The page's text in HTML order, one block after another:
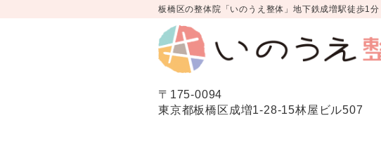
板橋区の整体院「いのうえ整体」地下鉄成増駅徒歩1分
〒175-0094
東京都板橋区成増1-28-15林屋ビル507